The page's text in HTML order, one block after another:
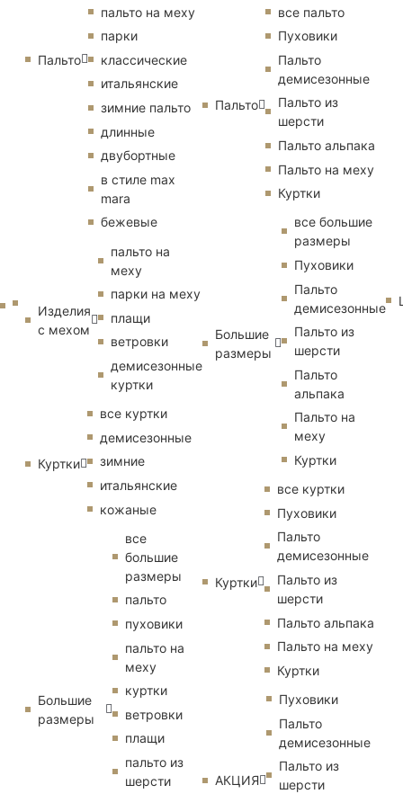
Пальто
пальто на меху
парки
классические
итальянские
зимние пальто
длинные
двубортные
в стиле max
mara
бежевые
Изделия
с мехом
пальто на
меху
парки на меху
плащи
ветровки
демисезонные
куртки
Куртки
все куртки
демисезонные
зимние
итальянские
кожаные
Большие
размеры
все
большие
размеры
пальто
пуховики
пальто на
меху
куртки
ветровки
плащи
пальто из
шерсти
Пальто
все пальто
Пуховики
Пальто
демисезонные
Пальто из
шерсти
Пальто альпака
Пальто на меху
Куртки
Большие
размеры
все большие
размеры
Пуховики
Пальто
демисезонные
Пальто из
шерсти
Пальто
альпака
Пальто на
меху
Куртки
Куртки
все куртки
Пуховики
Пальто
демисезонные
Пальто из
шерсти
Пальто альпака
Пальто на меху
Куртки
АКЦИЯ
Пуховики
Пальто
демисезонные
Пальто из
шерсти